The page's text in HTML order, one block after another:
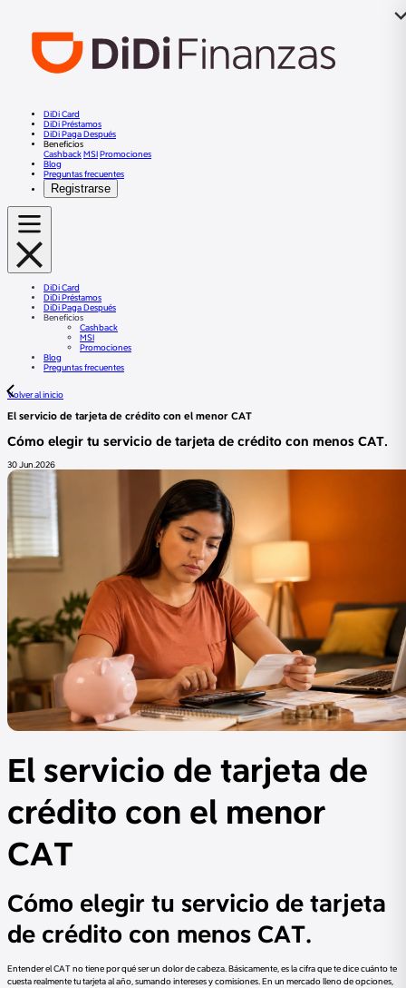
DiDi Card
DiDi Préstamos
DiDi Paga Después
Beneficios
CashbackMSIPromociones
Blog
Preguntas frecuentes
Registrarse
DiDi Card
DiDi Préstamos
DiDi Paga Después
Beneficios
Cashback
MSI
Promociones
Blog
Preguntas frecuentes
Volver al inicio
El servicio de tarjeta de crédito con el menor CAT
Cómo elegir tu servicio de tarjeta de crédito con menos CAT.
30 Jun.2026
El servicio de tarjeta de
crédito con el menor
CAT
Cómo elegir tu servicio de tarjeta
de crédito con menos CAT.
Entender el CAT no tiene por qué ser un dolor de cabeza. Básicamente, es la cifra que te dice cuánto te
cuesta realmente tu tarjeta al año, sumando intereses y comisiones. En un mercado lleno de opciones,